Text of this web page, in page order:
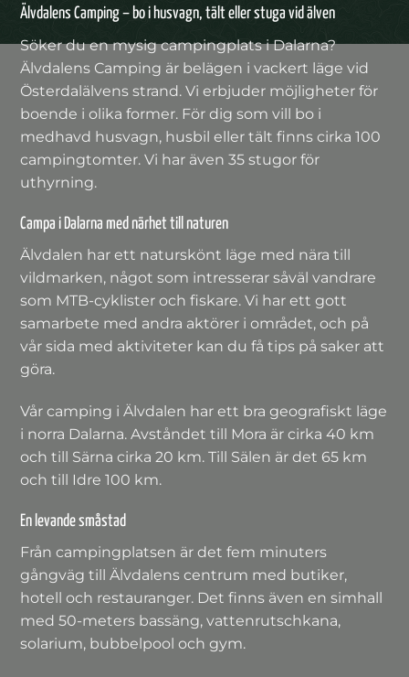
Älvdalens Camping – bo i husvagn, tält eller stuga vid älven
Söker du en mysig campingplats i Dalarna?
Älvdalens Camping är belägen i vackert läge vid
Österdalälvens strand. Vi erbjuder möjligheter för
boende i olika former. För dig som vill bo i
medhavd husvagn, husbil eller tält finns cirka 100
campingtomter. Vi har även 35 stugor för
uthyrning.
Campa i Dalarna med närhet till naturen
Älvdalen har ett naturskönt läge med nära till
vildmarken, något som intresserar såväl vandrare
som MTB-cyklister och fiskare. Vi har ett gott
samarbete med andra aktörer i området, och på
vår sida med aktiviteter kan du få tips på saker att
göra.
Vår camping i Älvdalen har ett bra geografiskt läge
i norra Dalarna. Avståndet till Mora är cirka 40 km
och till Särna cirka 20 km. Till Sälen är det 65 km
och till Idre 100 km.
En levande småstad
Från campingplatsen är det fem minuters
gångväg till Älvdalens centrum med butiker,
hotell och restauranger. Det finns även en simhall
med 50-meters bassäng, vattenrutschkana,
solarium, bubbelpool och gym.